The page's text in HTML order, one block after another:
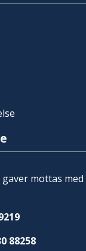
mottas med
88258